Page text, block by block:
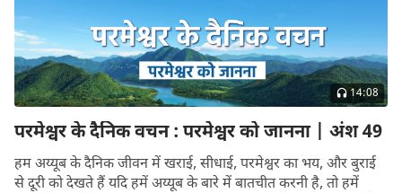
14:08
परमेश्वर के दैनिक वचन : परमेश्वर को जानना | अंश 49
हम अय्यूब के दैनिक जीवन में खराई, सीधाई, परमेश्वर का भय, और बुराई
से दूरी को देखते हैं यदि हमें अय्यूब के बारे में बातचीत करनी है, तो हमें